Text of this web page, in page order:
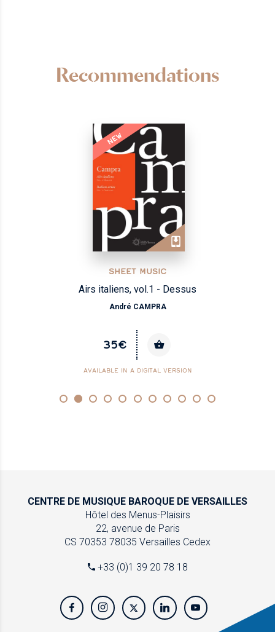
Recommendations
NEW
SHEET MUSIC
Airs italiens, vol.1 - Dessus
André CAMPRA
35€
AVAILABLE IN A DIGITAL VERSION
CENTRE DE MUSIQUE BAROQUE DE VERSAILLES
Hôtel des Menus-Plaisirs
22, avenue de Paris
CS 70353 78035 Versailles Cedex
+33 (0)1 39 20 78 18